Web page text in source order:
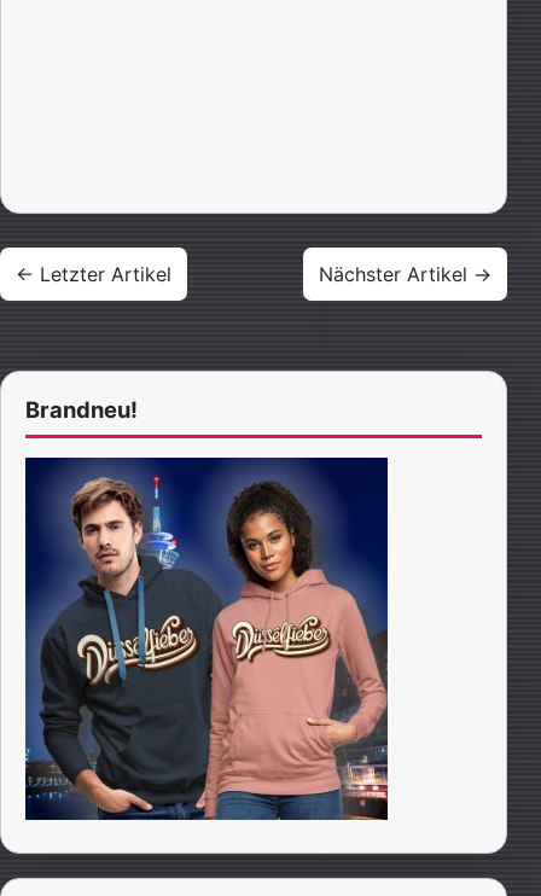
Beitragsnavigation
← Letzter Artikel Nächster Artikel →
Brandneu!